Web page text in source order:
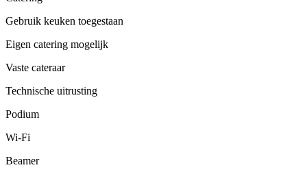
Gebruik keuken toegestaan
Eigen catering mogelijk
Vaste cateraar
Technische uitrusting
Podium
Wi-Fi
Beamer